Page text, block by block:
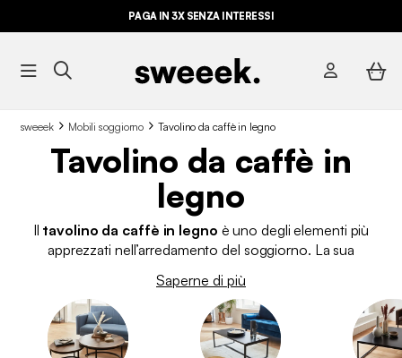
PAGA IN 3X SENZA INTERESSI
sweeek Mobili soggiorno Tavolino da caffè in legno
Tavolino da caffè in
legno
Il tavolino da caffè in legno è uno degli elementi più
apprezzati nell’arredamento del soggiorno. La sua
un elemento centrale sia dal punto di vista funzionale che
visivo. Da sweeek offriamo un’ampia selezione di
tavolini da
caffè in legnoin diverse finiture, forme e stili, adatti a ogni
tipo di abitazione.
Saperne di più